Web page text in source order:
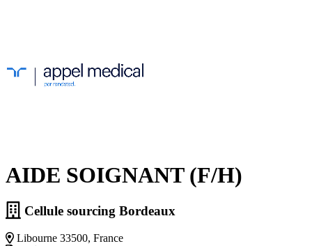
AIDE SOIGNANT (F/H)
Cellule sourcing Bordeaux
Libourne 33500, France